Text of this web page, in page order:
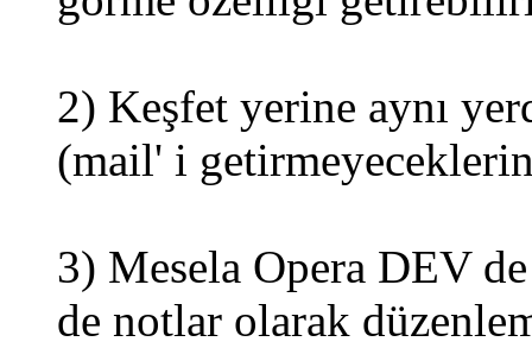
2) Keşfet yerine aynı
(mail' i
3) Mesela Opera DEV
de notlar olarak